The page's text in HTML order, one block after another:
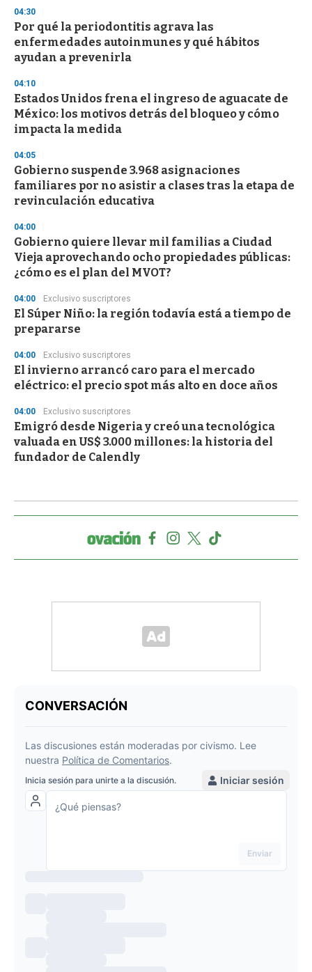
s
e
c
o
n
04:30
Por qué la periodontitis agrava las
enfermedades autoinmunes y qué hábitos
ayudan a prevenirla
04:10
Estados Unidos frena el ingreso de aguacate de
México: los motivos detrás del bloqueo y cómo
impacta la medida
04:05
Gobierno suspende 3.968 asignaciones
familiares por no asistir a clases tras la etapa de
revinculación educativa
04:00
Gobierno quiere llevar mil familias a Ciudad
Vieja aprovechando ocho propiedades públicas:
¿cómo es el plan del MVOT?
04:00 Exclusivo suscriptores
El Súper Niño: la región todavía está a tiempo de
prepararse
04:00 Exclusivo suscriptores
El invierno arrancó caro para el mercado
eléctrico: el precio spot más alto en doce años
04:00 Exclusivo suscriptores
Emigró desde Nigeria y creó una tecnológica
valuada en US$ 3.000 millones: la historia del
fundador de Calendly